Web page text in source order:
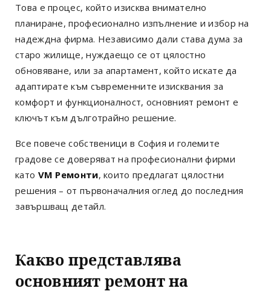
Това е процес, който изисква внимателно
планиране, професионално изпълнение и избор на
надеждна фирма. Независимо дали става дума за
старо жилище, нуждаещо се от цялостно
обновяване, или за апартамент, който искате да
адаптирате към съвременните изисквания за
комфорт и функционалност, основният ремонт е
ключът към дълготрайно решение.
Все повече собственици в София и големите
градове се доверяват на професионални фирми
като VM Ремонти, които предлагат цялостни
решения – от първоначалния оглед до последния
завършващ детайл.
Какво представлява
основният ремонт на